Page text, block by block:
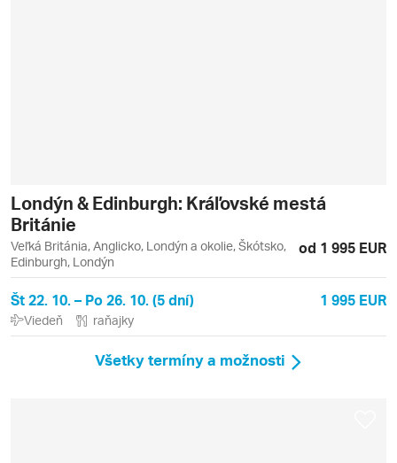
Londýn & Edinburgh: Kráľovské mestá
Británie
Veľká Británia, Anglicko, Londýn a okolie, Škótsko,
Edinburgh, Londýn
od 1 995 EUR
Št 22. 10. – Po 26. 10. (5 dní) 1 995 EUR
Viedeň raňajky
Všetky termíny a možnosti